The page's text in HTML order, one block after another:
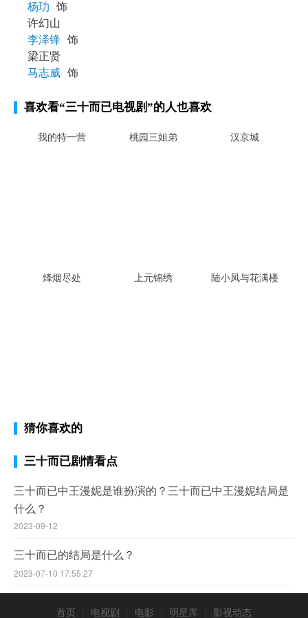
杨玏 饰
许幻山
李泽锋 饰
梁正贤
马志威 饰
喜欢看“三十而已电视剧”的人也喜欢
我的特一营 桃园三姐弟 汉京城
烽烟尽处 上元锦绣 陆小凤与花满楼
猜你喜欢的
三十而已剧情看点
三十而已中王漫妮是谁扮演的？三十而已中王漫妮结局是
什么？
2023-09-12
三十而已的结局是什么？
2023-07-10 17:55:27
首页 电视剧 电影 明星库 影视动态